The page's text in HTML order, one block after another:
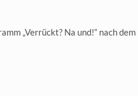
„Verrückt? Na und!“ nach